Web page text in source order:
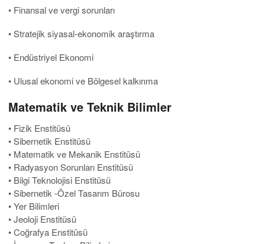
• Finansal ve vergi sorunları
• Stratejik siyasal-ekonomik araştırma
• Endüstriyel Ekonomi
• Ulusal ekonomi ve Bölgesel kalkınma
Matematik ve Teknik Bilimler
• Fizik Enstitüsü
• Sibernetik Enstitüsü
• Matematik ve Mekanik Enstitüsü
• Radyasyon Sorunları Enstitüsü
• Bilgi Teknolojisi Enstitüsü
• Sibernetik -Özel Tasarım Bürosu
• Yer Bilimleri
• Jeoloji Enstitüsü
• Coğrafya Enstitüsü